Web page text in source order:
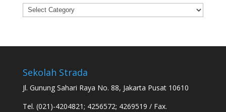
Categories
Sekolah Strada
Jl. Gunung Sahari Raya No. 88, Jakarta Pusat 10610
Tel. (021)-4204821; 4256572; 4269519 / Fax.